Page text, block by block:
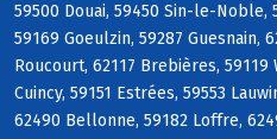
59500 Douai, 59450 Sin-le-Noble,
59169 Goeulzin, 59287 Guesnain,
Roucourt, 62117 Brebières, 59119
Cuincy, 59151 Estrées, 59553
62490 Bellonne, 59182 Loffre,